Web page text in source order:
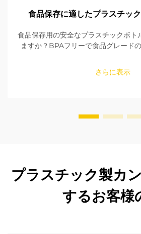
食品保存に適したプラスチッ
食品保存用の安全なプラスチックボト
ますか？BPAフリーで食品グレード
FDAおよびEU規格への適合性を確保
読む。
さらに表示
プラスチック製カ
するお客様